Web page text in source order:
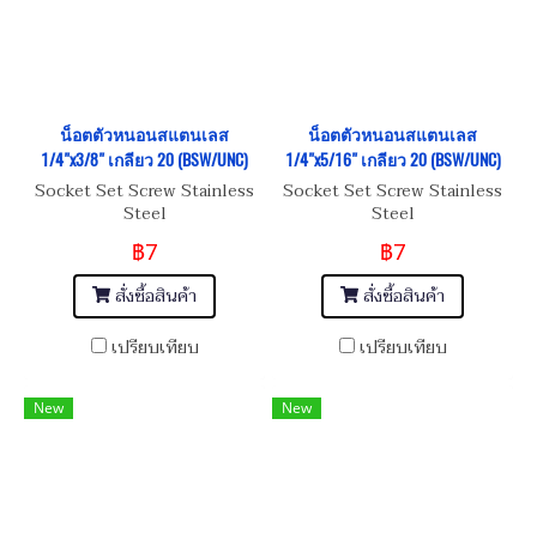
น็อตตัวหนอนสแตนเลส
1/4"x3/8" เกลียว 20 (BSW/UNC)
Socket Set Screw Stainless
Steel
฿7
สั่งซื้อสินค้า
เปรียบเทียบ
น็อตตัวหนอนสแตนเลส
1/4"x5/16" เกลียว 20 (BSW/UNC)
Socket Set Screw Stainless
Steel
฿7
สั่งซื้อสินค้า
เปรียบเทียบ
New New